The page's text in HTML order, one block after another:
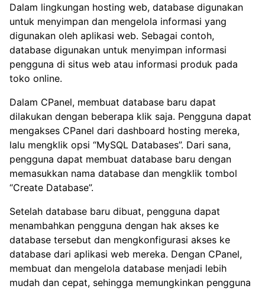
Dalam lingkungan hosting web, database digunakan
untuk menyimpan dan mengelola informasi yang
digunakan oleh aplikasi web. Sebagai contoh,
database digunakan untuk menyimpan informasi
pengguna di situs web atau informasi produk pada
toko online.
Dalam CPanel, membuat database baru dapat
dilakukan dengan beberapa klik saja. Pengguna dapat
mengakses CPanel dari dashboard hosting mereka,
lalu mengklik opsi “MySQL Databases”. Dari sana,
pengguna dapat membuat database baru dengan
memasukkan nama database dan mengklik tombol
“Create Database”.
Setelah database baru dibuat, pengguna dapat
menambahkan pengguna dengan hak akses ke
database tersebut dan mengkonfigurasi akses ke
database dari aplikasi web mereka. Dengan CPanel,
membuat dan mengelola database menjadi lebih
mudah dan cepat, sehingga memungkinkan pengguna